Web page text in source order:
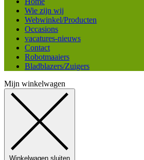
Wie zijn wij
Webwinkel/Producten
Occasions
vacatures-nieuws
Contact
Robotmaaiers
Bladblazers/Zuigers
Mijn winkelwagen
Winkelwagen sluiten